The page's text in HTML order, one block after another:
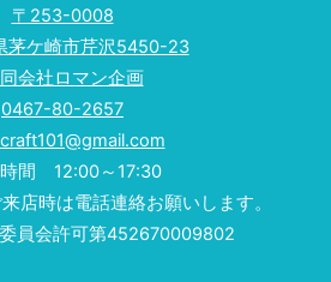
〒253-0008
茅ケ崎市芹沢5450-23
会社ロマン企画
0467-80-2657
間 12:00～17:30
店時は電話連絡お願いします。
員会許可第452670009802